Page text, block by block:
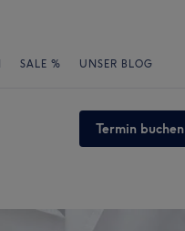
SALE % UNSER BLOG
Termin buchen